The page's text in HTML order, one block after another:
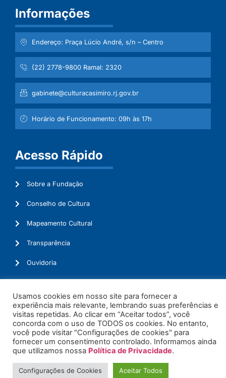
Informações
Endereço: Praça Lúcio André, s/n – Centro
(22) 2778-9800 Ramal: 2320
gabinete@culturacasimiro.rj.gov.br
Horário de Funcionamento: 09h às 17h
Acesso Rápido
Sobre a Fundação
Conselho de Cultura
Mapeamento Cultural
Transparência
Ouvidoria
© 2026. Todos os Direitos Reservados.
Usamos cookies em nosso site para fornecer a
experiência mais relevante, lembrando suas preferências e
visitas repetidas. Ao clicar em “Aceitar todos”, você
concorda com o uso de TODOS os cookies. No entanto,
você pode visitar "Configurações de cookies" para
fornecer um consentimento controlado. Informamos ainda
que utilizamos nossa Política de Privacidade.
Configurações de Cookies Aceitar Todos